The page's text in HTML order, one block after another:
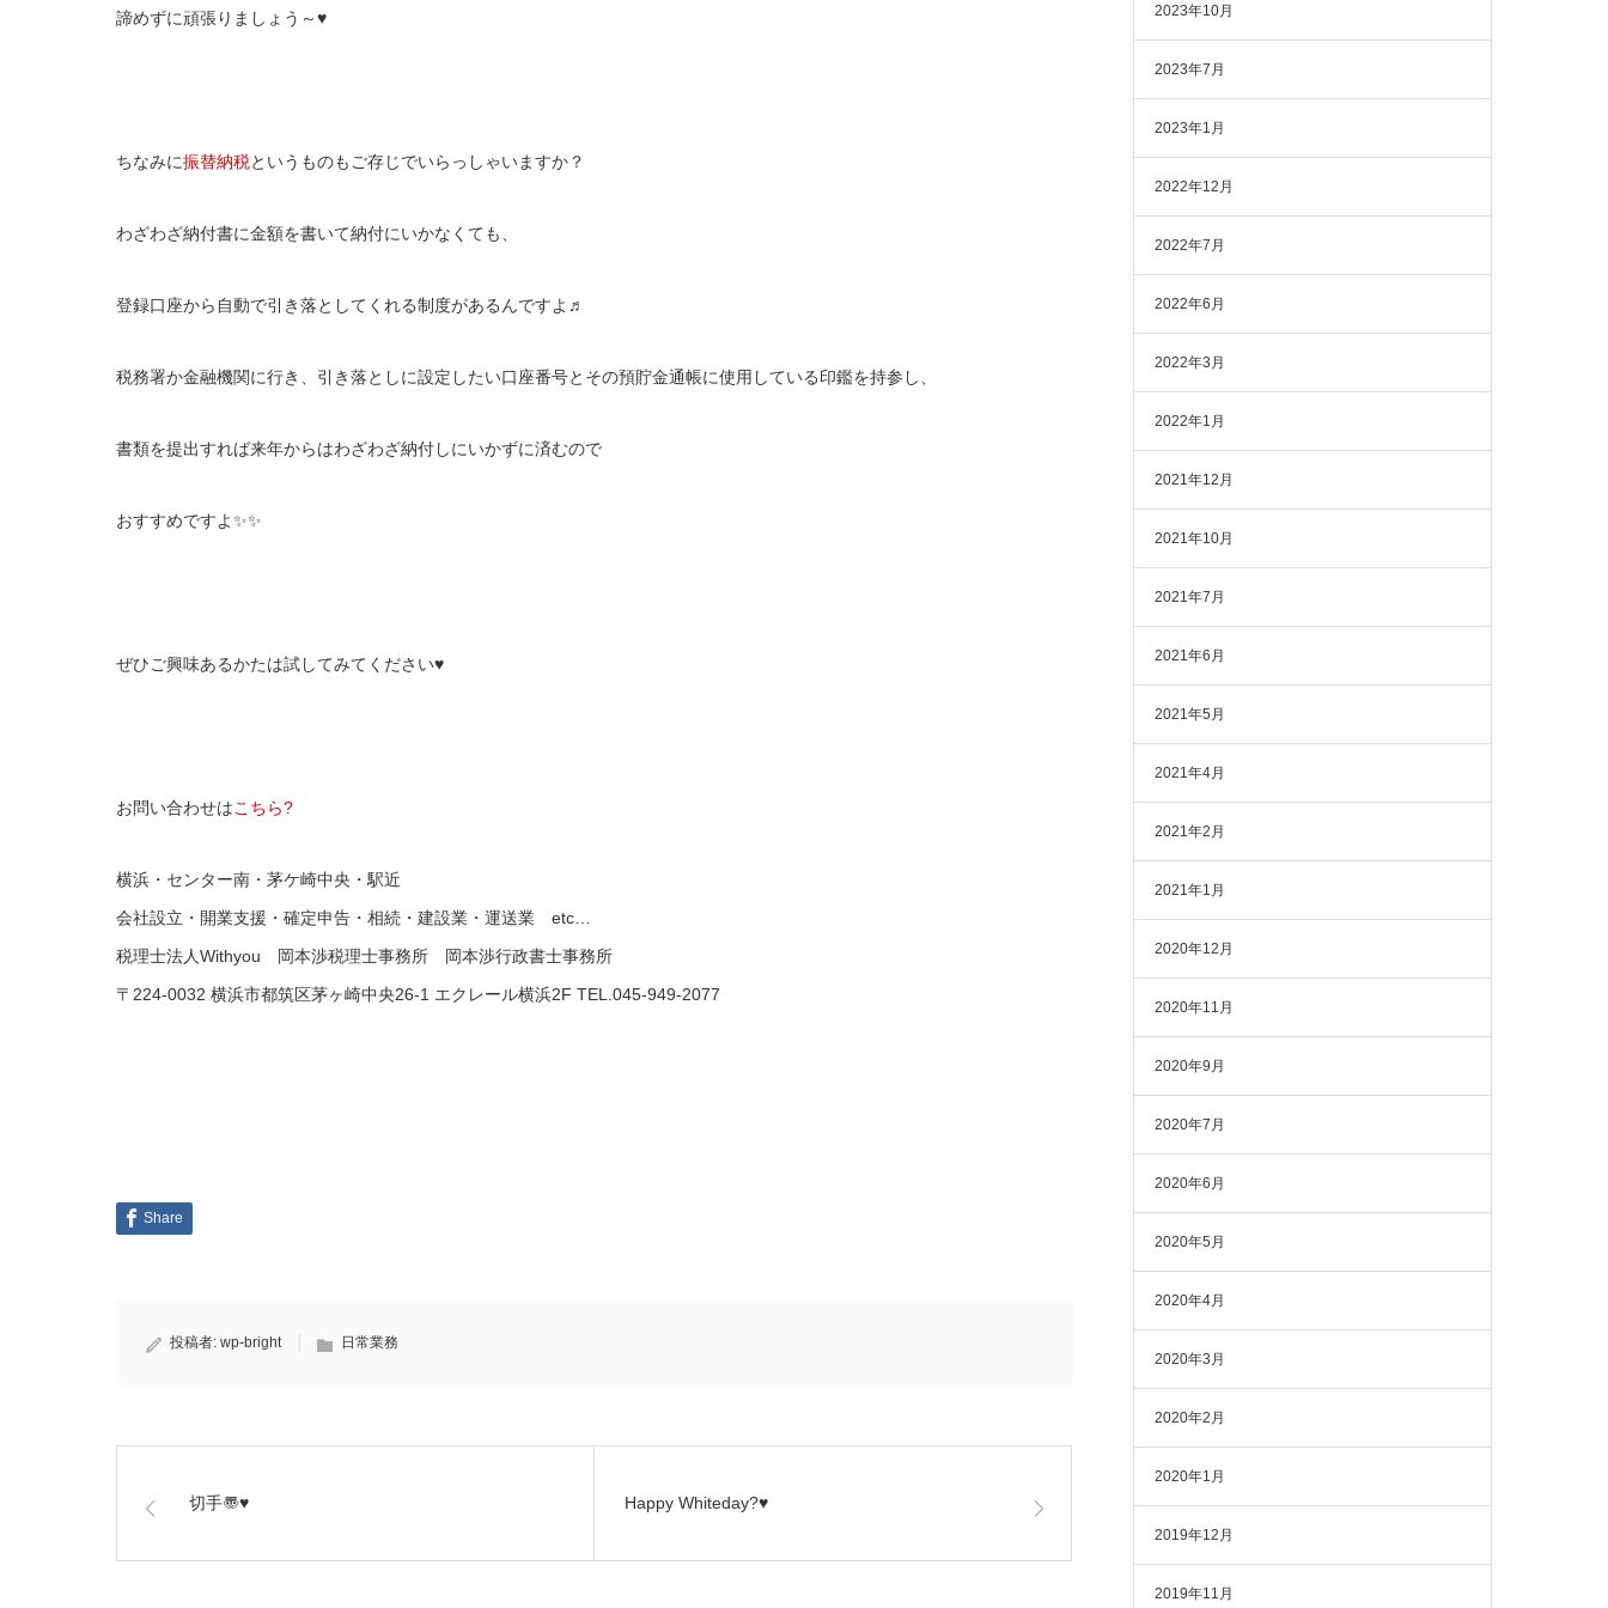
諦めずに頑張りましょう～♥
ちなみに振替納税というものもご存じでいらっしゃいますか？
わざわざ納付書に金額を書いて納付にいかなくても、
登録口座から自動で引き落としてくれる制度があるんですよ♬
税務署か金融機関に行き、引き落としに設定したい口座番号とその預貯金通帳に使用している印鑑を持参し、
書類を提出すれば来年からはわざわざ納付しにいかずに済むので
おすすめですよ✨✨
ぜひご興味あるかたは試してみてください♥
お問い合わせはこちら?
横浜・センター南・茅ケ崎中央・駅近
会社設立・開業支援・確定申告・相続・建設業・運送業 etc…
税理士法人Withyou 岡本渉税理士事務所 岡本渉行政書士事務所
〒224-0032 横浜市都筑区茅ヶ崎中央26-1 エクレール横浜2F TEL.045-949-2077
Share
投稿者: wp-bright 日常業務
切手〠♥ Happy Whiteday?♥
2023年10月
2023年7月
2023年1月
2022年12月
2022年7月
2022年6月
2022年3月
2022年1月
2021年12月
2021年10月
2021年7月
2021年6月
2021年5月
2021年4月
2021年2月
2021年1月
2020年12月
2020年11月
2020年9月
2020年7月
2020年6月
2020年5月
2020年4月
2020年3月
2020年2月
2020年1月
2019年12月
2019年11月